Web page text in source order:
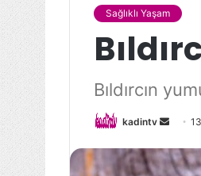
Sağlıklı Yaşam
Bıldırcın
kadintv
Bir
posta